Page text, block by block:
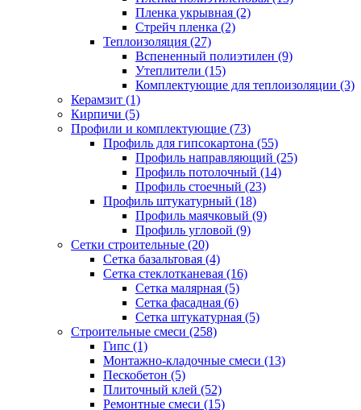
Пленка укрывная (2)
Стрейч пленка (2)
Теплоизоляция (27)
Вспененный полиэтилен (9)
Утеплители (15)
Комплектующие для теплоизоляции (3)
Керамзит (1)
Кирпичи (5)
Профили и комплектующие (73)
Профиль для гипсокартона (55)
Профиль направляющий (25)
Профиль потолочный (14)
Профиль стоечный (23)
Профиль штукатурный (18)
Профиль маячковый (9)
Профиль угловой (9)
Сетки строительные (20)
Сетка базальтовая (4)
Сетка стеклотканевая (16)
Сетка малярная (5)
Сетка фасадная (6)
Сетка штукатурная (5)
Строительные смеси (258)
Гипс (1)
Монтажно-кладочные смеси (13)
Пескобетон (5)
Плиточный клей (52)
Ремонтные смеси (15)